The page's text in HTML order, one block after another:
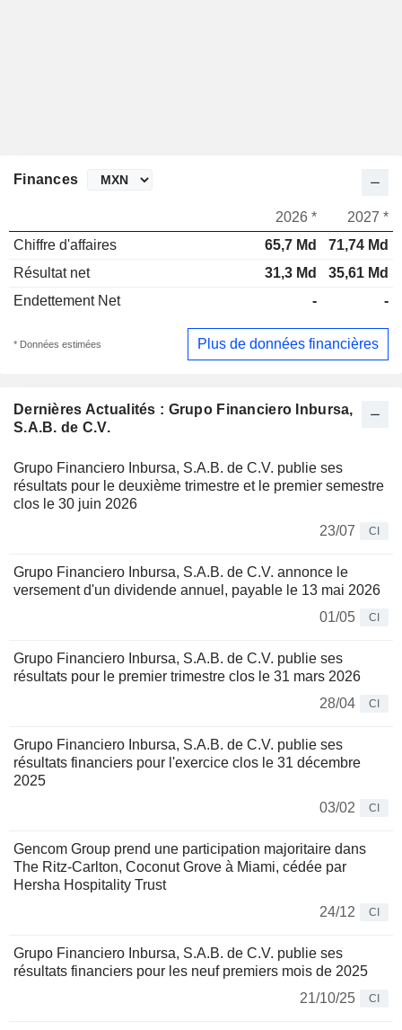
Dernières Actualités : Grupo Financiero Inbursa,
S.A.B. de C.V.
Grupo Financiero Inbursa, S.A.B. de C.V. publie ses
résultats pour le deuxième trimestre et le premier semestre
clos le 30 juin 2026
23/07
CI
Grupo Financiero Inbursa, S.A.B. de C.V. annonce le
versement d'un dividende annuel, payable le 13 mai 2026
01/05
CI
Grupo Financiero Inbursa, S.A.B. de C.V. publie ses
résultats pour le premier trimestre clos le 31 mars 2026
28/04
CI
Grupo Financiero Inbursa, S.A.B. de C.V. publie ses
résultats financiers pour l'exercice clos le 31 décembre
2025
03/02
CI
Gencom Group prend une participation majoritaire dans
The Ritz-Carlton, Coconut Grove à Miami, cédée par
Hersha Hospitality Trust
24/12
CI
Grupo Financiero Inbursa, S.A.B. de C.V. publie ses
résultats financiers pour les neuf premiers mois de 2025
21/10/25
CI
Finances
2026 *
2027 *
Chiffre d'affaires
65,7 Md
71,74 Md
Résultat net
31,3 Md
35,61 Md
Endettement Net
- -
* Données estimées Plus de données financières